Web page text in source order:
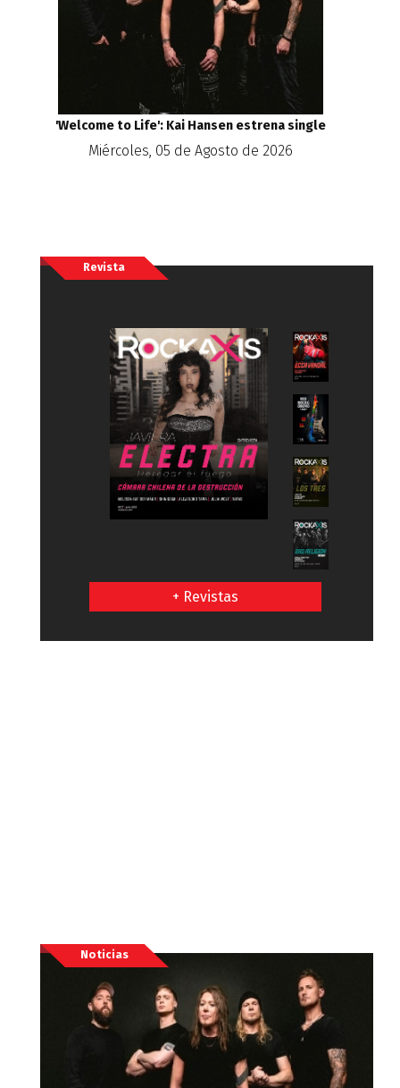
'Welcome to Life': Kai Hansen estrena single
Miércoles, 05 de Agosto de 2026
Revista
+ Revistas
Noticias